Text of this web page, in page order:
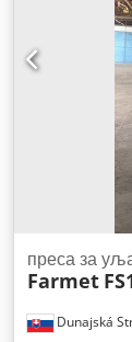
remonta.
Bollegraaf
ovaj baler se
Codpjtvat
*Bak *
Dunajská
преса за
Farmet